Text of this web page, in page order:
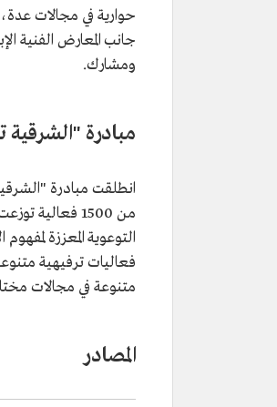
حوارية في مجالات
ومشارك.
مبادرة "الشرقية
من 1500
التوعوية المعززة
متنوعة في مجالات
المصادر